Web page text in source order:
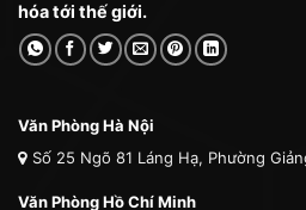
hóa tới thế giới.
Văn Phòng Hà Nội
Số 25 Ngõ 81 Láng Hạ, Phường
Văn Phòng Hồ Chí Minh